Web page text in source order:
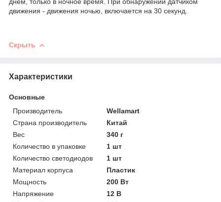
движения - движения ночью, включается на 30 секунд.
Скрыть
Характеристики
Основные
Производитель
Wellamart
Страна производитель
Китай
Вес
340 г
Количество в упаковке
1 шт
Количество светодиодов
1 шт
Материал корпуса
Пластик
Мощность
200 Вт
Напряжение
12 В